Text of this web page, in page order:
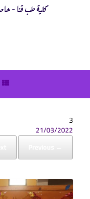
كلية طب قنا -
3
21/03/2022